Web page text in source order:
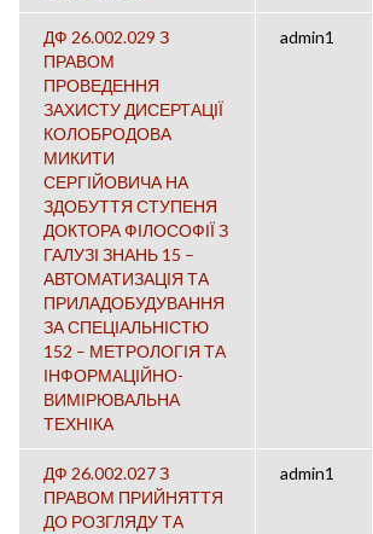
ДФ 26.002.029 З
ПРАВОМ
ПРОВЕДЕННЯ
ЗАХИСТУ ДИСЕРТАЦІЇ
КОЛОБРОДОВА
МИКИТИ
СЕРГІЙОВИЧА НА
ЗДОБУТТЯ СТУПЕНЯ
ДОКТОРА ФІЛОСОФІЇ З
ГАЛУЗІ ЗНАНЬ 15 –
АВТОМАТИЗАЦІЯ ТА
ПРИЛАДОБУДУВАННЯ
ЗА СПЕЦІАЛЬНІСТЮ
152 – МЕТРОЛОГІЯ ТА
ІНФОРМАЦІЙНО-
ВИМІРЮВАЛЬНА
ТЕХНІКА
admin1
ДФ 26.002.027 З
ПРАВОМ ПРИЙНЯТТЯ
ДО РОЗГЛЯДУ ТА
admin1